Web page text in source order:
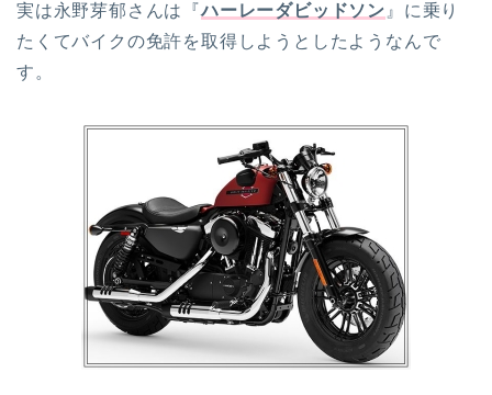
実は永野芽郁さんは『ハーレーダビッドソン 』に乗り
たくてバイクの免許を取得しようとしたようなんで
す。